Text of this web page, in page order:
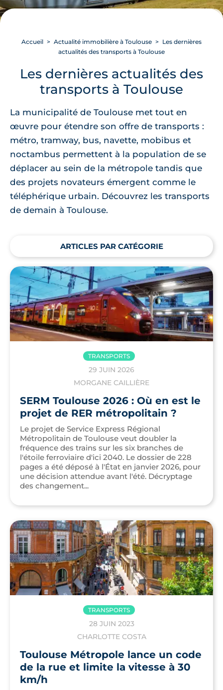
Accueil Actualité immobilière à Toulouse
Les dernières
actualités des transports à Toulouse
Les dernières actualités des
transports à Toulouse
La municipalité de Toulouse met tout en
œuvre pour étendre son offre de transports :
métro, tramway, bus, navette, mobibus et
noctambus permettent à la population de se
déplacer au sein de la métropole tandis que
des projets novateurs émergent comme le
téléphérique urbain. Découvrez les transports
de demain à Toulouse.
ARTICLES PAR CATÉGORIE
TRANSPORTS
29 JUIN 2026
MORGANE CAILLIÈRE
SERM Toulouse 2026 : Où en est le
projet de RER métropolitain ?
Le projet de Service Express Régional
Métropolitain de Toulouse veut doubler la
fréquence des trains sur les six branches de
l'étoile ferroviaire d'ici 2040. Le dossier de 228
pages a été déposé à l'État en janvier 2026, pour
une décision attendue avant l'été. Décryptage
des changement...
TRANSPORTS
28 JUIN 2023
CHARLOTTE COSTA
Toulouse Métropole lance un code
de la rue et limite la vitesse à 30
km/h